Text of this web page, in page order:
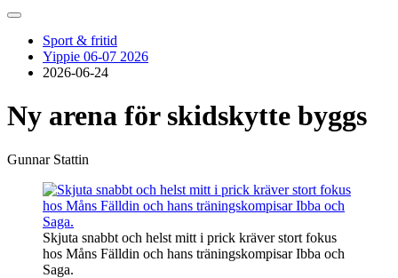
Sport & fritid
Yippie 06-07 2026
2026-06-24
Ny arena för skidskytte byggs
Gunnar Stattin
Skjuta snabbt och helst mitt i prick kräver stort fokus
hos Måns Fälldin och hans träningskompisar Ibba och
Saga.